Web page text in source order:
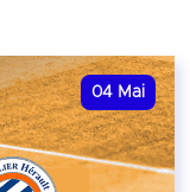
04 Mai